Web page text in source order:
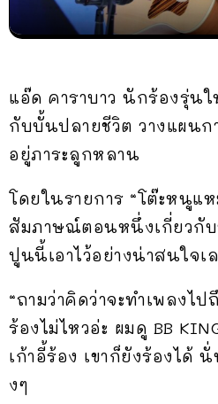
แอ๊ด คาราบาว นักร้องรุ่น
กับบั้นปลายชีวิต วางแผนก
อยู่ภาระลูกหลาน
โดยในรายการ “โต๊ะหนูแ
สัมภาษณ์ตอนหนึ่งเกี่ยวกับ
ปูนนี้เอาไว้อย่างน่าสนใจเ
“ถามว่าคิดว่าจะทำเพลงไป
ร้องไม่ไหวอ่ะ ผมดู BB
เก้าอี้ร้อง เขาก็ยังร้องได้
งๆ